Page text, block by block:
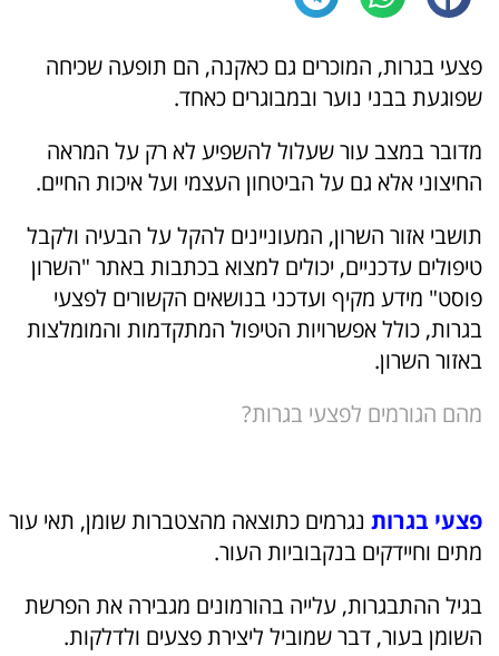
פצעי בגרות, המוכרים גם כאקנה, הם תופעה שכיחה
שפוגעת בבני נוער ובמבוגרים כאחד.
מדובר במצב עור שעלול להשפיע לא רק על המראה
החיצוני אלא גם על הביטחון העצמי ועל איכות החיים.
תושבי אזור השרון, המעוניינים להקל על הבעיה ולקבל
טיפולים עדכניים, יכולים למצוא בכתבות באתר "השרון
פוסט" מידע מקיף ועדכני בנושאים הקשורים לפצעי
בגרות, כולל אפשרויות הטיפול המתקדמות והמומלצות
באזור השרון.
מהם הגורמים לפצעי בגרות?
פצעי בגרות נגרמים כתוצאה מהצטברות שומן, תאי עור
מתים וחיידקים בנקבוביות העור.
בגיל ההתבגרות, עלייה בהורמונים מגבירה את הפרשת
השומן בעור, דבר שמוביל ליצירת פצעים ולדלקות.